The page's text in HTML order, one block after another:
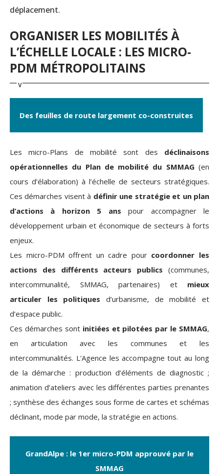
déplacement.
ORGANISER LES MOBILITÉS À
L’ÉCHELLE LOCALE : LES MICRO-
PDM MÉTROPOLITAINS
Des feuilles de route largement co-construites
Les micro-Plans de mobilité sont des déclinaisons
opérationnelles du Plan de mobilité du SMMAG (en
cours d’élaboration) à l’échelle de secteurs stratégiques.
Ces démarches visent à définir une stratégie et un plan
d’actions à horizon 5 ans pour accompagner le
développement urbain et économique de secteurs à forts
enjeux.
Les micro-PDM offrent un cadre pourcoordonner les
actions des différents acteurs publics (communes,
intercommunalité, SMMAG, partenaires) et mieux
articuler les politiques d’urbanisme, de mobilité et
d’espace public.
Ces démarches sont initiées et pilotées par le SMMAG,
en articulation avec les communes et les
intercommunalités. L'Agence les accompagne tout au long
de la démarche : production d’éléments de diagnostic ;
animation d’ateliers avec les différentes parties prenantes
; synthèse des échanges sous forme de cartes et schémas
déclinant, mode par mode, la stratégie en actions.
GrandAlpe : le 1er micro-PDM approuvé par le
SMMAG